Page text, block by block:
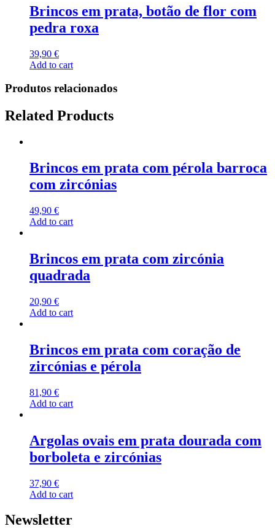
Brincos em prata, botão de flor com
pedra roxa
39,90 €
Add to cart
Produtos relacionados
Related Products
Brincos em prata com pérola barroca
com zircónias
49,90 €
Add to cart
Brincos em prata com zircónia
quadrada
20,90 €
Add to cart
Brincos em prata com coração de
zircónias e pérola
81,90 €
Add to cart
Argolas ovais em prata dourada com
borboleta e zircónias
37,90 €
Add to cart
Newsletter